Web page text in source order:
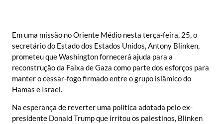
Em uma missão no Oriente Médio nesta terça-feira, 25, o
secretário do Estado dos Estados Unidos, Antony Blinken,
prometeu que Washington fornecerá ajuda para a
reconstrução da Faixa de Gaza como parte dos esforços para
manter o cessar-fogo firmado entre o grupo islâmico do
Hamas e Israel.
Na esperança de reverter uma política adotada pelo ex-
presidente Donald Trump que irritou os palestinos, Blinken